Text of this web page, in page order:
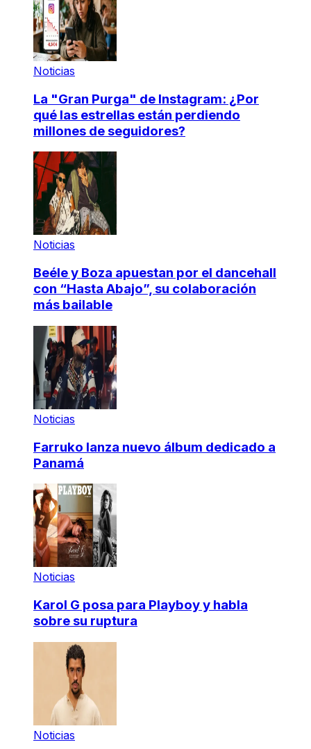
Noticias
La "Gran Purga" de Instagram: ¿Por
qué las estrellas están perdiendo
millones de seguidores?
Noticias
Beéle y Boza apuestan por el dancehall
con “Hasta Abajo”, su colaboración
más bailable
Noticias
Farruko lanza nuevo álbum dedicado a
Panamá
Noticias
Karol G posa para Playboy y habla
sobre su ruptura
Noticias